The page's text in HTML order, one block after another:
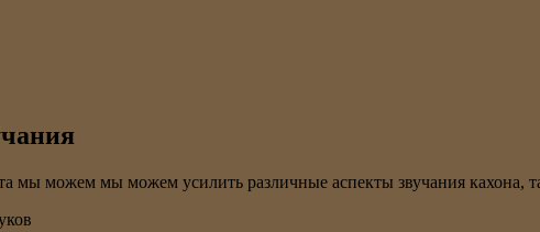
мы можем мы можем усилить различные аспекты звучания кахона,